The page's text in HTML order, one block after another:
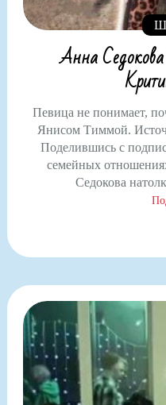
Анна
Певица не понимает,
Янисом Тиммой.
Поделившись с
семейных
Седокова